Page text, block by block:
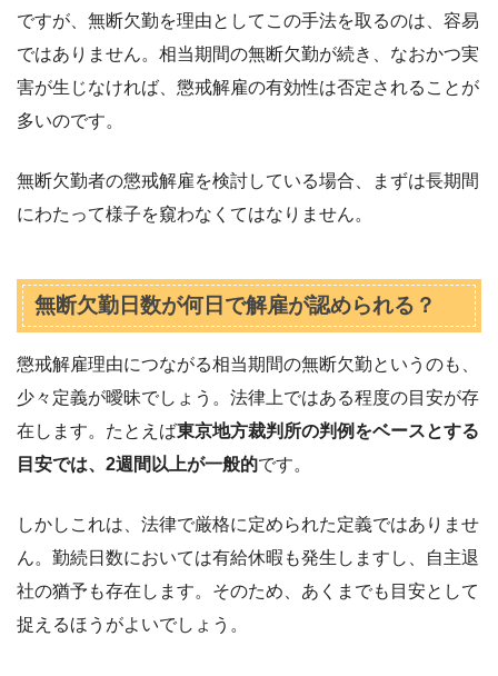
ですが、無断欠勤を理由としてこの手法を取るのは、容易
ではありません。相当期間の無断欠勤が続き、なおかつ実
害が生じなければ、懲戒解雇の有効性は否定されることが
多いのです。
無断欠勤者の懲戒解雇を検討している場合、まずは長期間
にわたって様子を窺わなくてはなりません。
無断欠勤日数が何日で解雇が認められる？
懲戒解雇理由につながる相当期間の無断欠勤というのも、
少々定義が曖昧でしょう。法律上ではある程度の目安が存
在します。たとえば東京地方裁判所の判例をベースとする
目安では、2週間以上が一般的です。
しかしこれは、法律で厳格に定められた定義ではありませ
ん。勤続日数においては有給休暇も発生しますし、自主退
社の猶予も存在します。そのため、あくまでも目安として
捉えるほうがよいでしょう。